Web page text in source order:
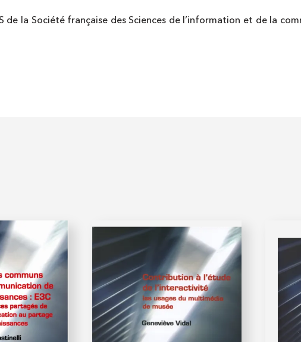
la Société française des Sciences de l’information et de la